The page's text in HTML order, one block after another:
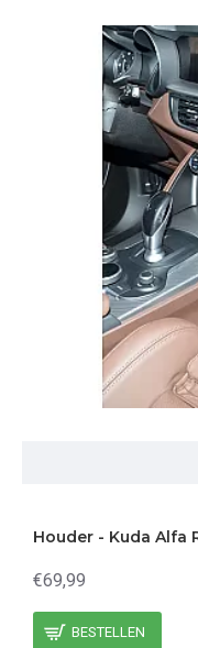
Houder - Kuda Alfa
€69,99
BESTELLEN